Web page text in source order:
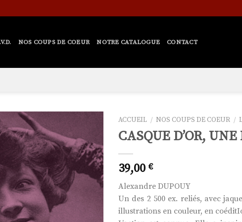
NOS COUPS DE COEUR NOTRE CATALOGUE CONTACT
Ajouter
à la liste
souhaits
ACCUEIL / NOS COUPS DE COEUR /
CASQUE D’OR,
39,00 €
Alexandre DUPOUY
Un des 2 500 ex. reliés, avec
illustrations en couleur, en